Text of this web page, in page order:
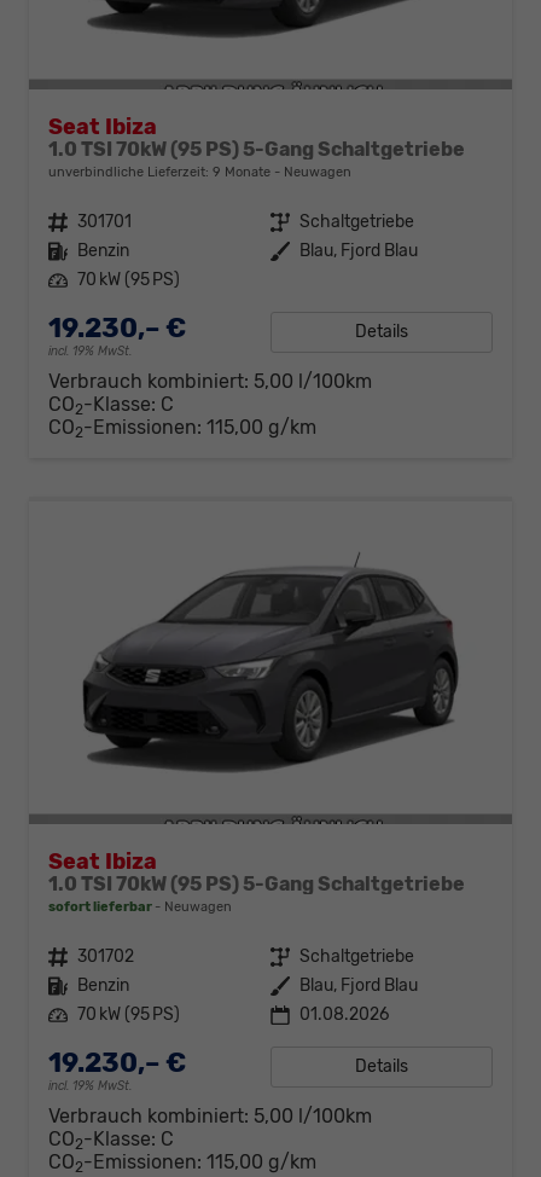
Seat Ibiza
1.0 TSI 70kW (95 PS) 5-Gang Schaltgetriebe
unverbindliche Lieferzeit: 9 Monate Neuwagen
Fahrzeugnr. 301701 Getriebe Schaltgetriebe
Kraftstoff Benzin Außenfarbe Blau, Fjord Blau
Leistung 70 kW (95 PS)
19.230,– €
incl. 19% MwSt.
Details
Verbrauch kombiniert: 5,00 l/100km
CO2-Klasse: C
CO2-Emissionen: 115,00 g/km
Seat Ibiza
1.0 TSI 70kW (95 PS) 5-Gang Schaltgetriebe
sofort lieferbar Neuwagen
Fahrzeugnr. 301702 Getriebe Schaltgetriebe
Kraftstoff Benzin Außenfarbe Blau, Fjord Blau
Leistung 70 kW (95 PS) 01.08.2026
19.230,– €
incl. 19% MwSt.
Details
Verbrauch kombiniert: 5,00 l/100km
CO2-Klasse: C
CO2-Emissionen: 115,00 g/km